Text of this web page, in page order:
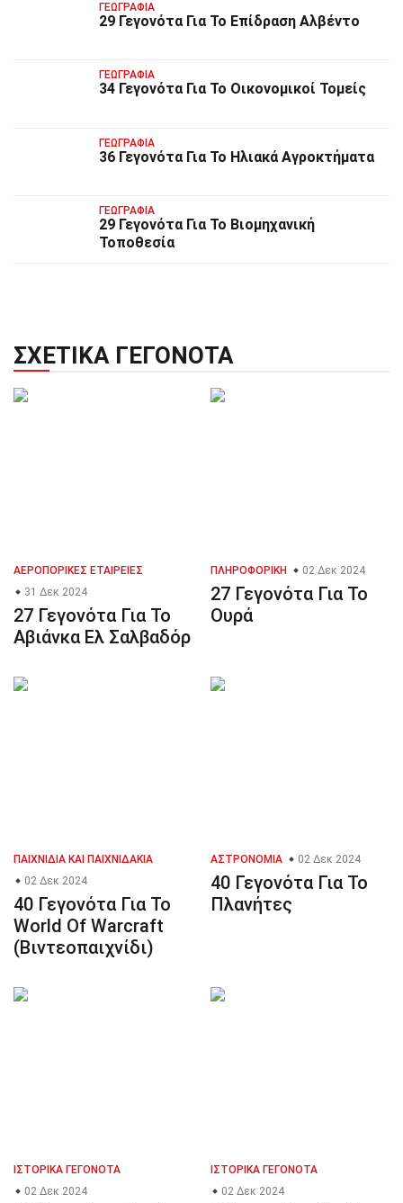
ΓΕΩΓΡΑΦΊΑ
29 Γεγονότα Για Το Επίδραση Αλβέντο
ΓΕΩΓΡΑΦΊΑ
34 Γεγονότα Για Το Οικονομικοί Τομείς
ΓΕΩΓΡΑΦΊΑ
36 Γεγονότα Για Το Ηλιακά Αγροκτήματα
ΓΕΩΓΡΑΦΊΑ
29 Γεγονότα Για Το Βιομηχανική
Τοποθεσία
ΣΧΕΤΙΚΆ ΓΕΓΟΝΌΤΑ
ΑΕΡΟΠΟΡΙΚΈΣ ΕΤΑΙΡΕΊΕΣ
31 Δεκ 2024
27 Γεγονότα Για Το
Αβιάνκα Ελ Σαλβαδόρ
ΠΛΗΡΟΦΟΡΙΚΉ 02 Δεκ 2024
27 Γεγονότα Για Το
Ουρά
ΠΑΙΧΝΊΔΙΑ ΚΑΙ ΠΑΙΧΝΙΔΆΚΙΑ
02 Δεκ 2024
40 Γεγονότα Για Το
World Of Warcraft
(Βιντεοπαιχνίδι)
ΑΣΤΡΟΝΟΜΊΑ 02 Δεκ 2024
40 Γεγονότα Για Το
Πλανήτες
ΙΣΤΟΡΙΚΆ ΓΕΓΟΝΌΤΑ
02 Δεκ 2024
ΙΣΤΟΡΙΚΆ ΓΕΓΟΝΌΤΑ
02 Δεκ 2024